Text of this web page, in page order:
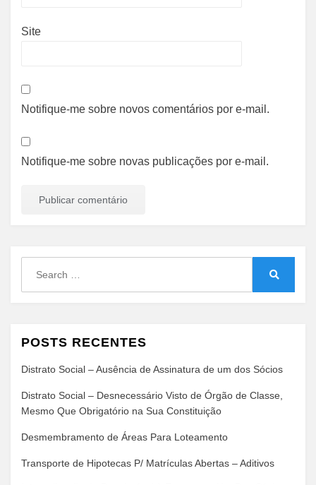
Site
Notifique-me sobre novos comentários por e-mail.
Notifique-me sobre novas publicações por e-mail.
POSTS RECENTES
Distrato Social – Ausência de Assinatura de um dos Sócios
Distrato Social – Desnecessário Visto de Órgão de Classe,
Mesmo Que Obrigatório na Sua Constituição
Desmembramento de Áreas Para Loteamento
Transporte de Hipotecas P/ Matrículas Abertas – Aditivos